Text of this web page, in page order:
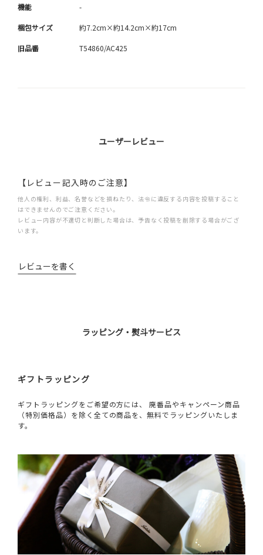
機能 -
梱包サイズ 約7.2cm×約14.2cm×約17cm
旧品番 T54860/AC425
ユーザーレビュー
【レビュー記入時のご注意】
他人の権利、利益、名誉などを損ねたり、法令に違反する内容を投稿すること
はできませんのでご注意ください。
レビュー内容が不適切と判断した場合は、予告なく投稿を削除する場合がござ
います。
レビューを書く
ラッピング・熨斗サービス
ギフトラッピング
ギフトラッピングをご希望の方には、 廃番品やキャンペーン商品
（特別価格品）を除く全ての商品を、無料でラッピングいたしま
す。